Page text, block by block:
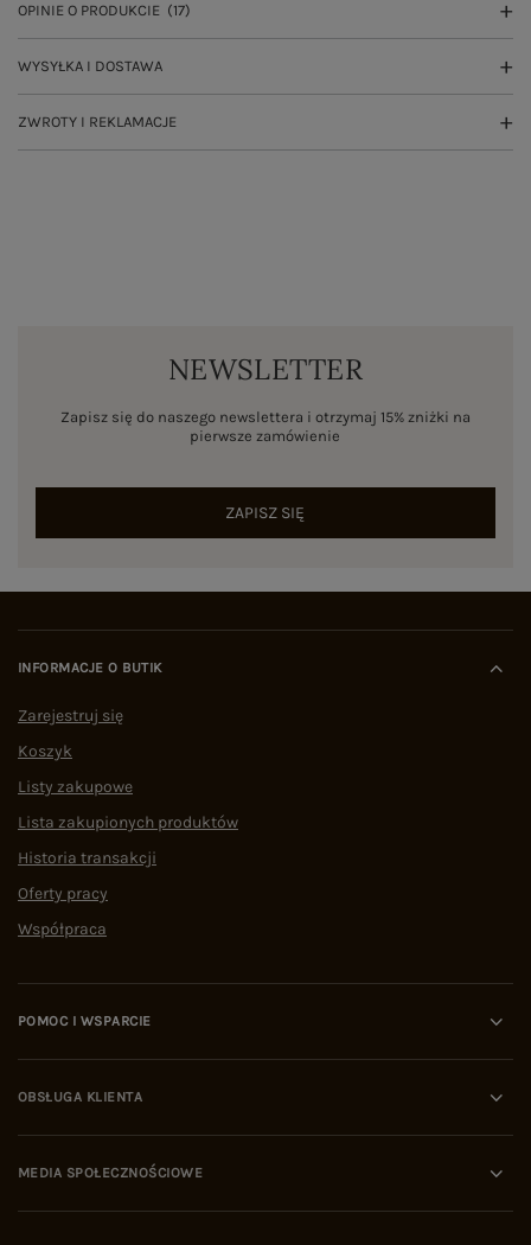
OPINIE O PRODUKCIE (17)
WYSYŁKA I DOSTAWA
ZWROTY I REKLAMACJE
NEWSLETTER
Zapisz się do naszego newslettera i otrzymaj 15% zniżki na
pierwsze zamówienie
ZAPISZ SIĘ
INFORMACJE O BUTIK
Zarejestruj się
Koszyk
Listy zakupowe
Lista zakupionych produktów
Historia transakcji
Oferty pracy
Współpraca
POMOC I WSPARCIE
OBSŁUGA KLIENTA
MEDIA SPOŁECZNOŚCIOWE